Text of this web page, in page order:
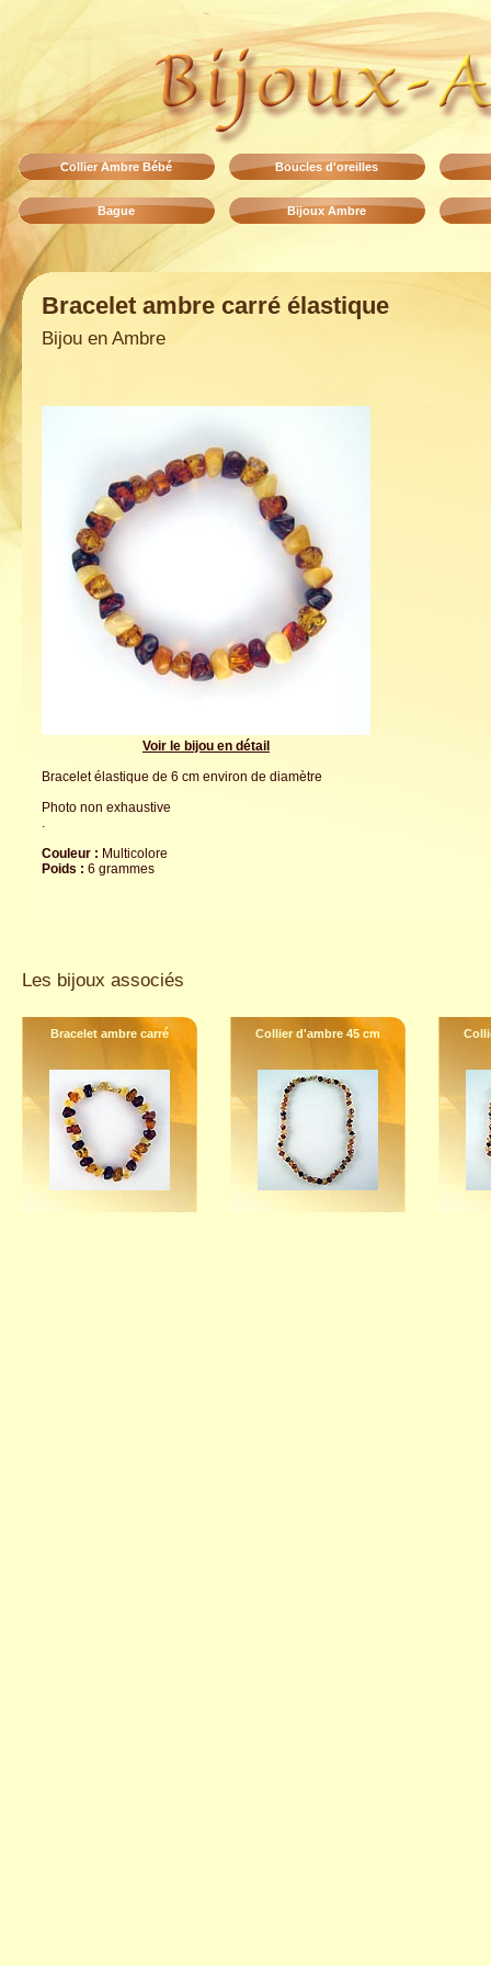
Collier Ambre Bébé Boucles d'oreilles
Bague Bijoux Ambre
Bracelet ambre carré élastique
Bijou en Ambre
Voir le bijou en détail
Bracelet élastique de 6 cm environ de diamètre
Photo non exhaustive
.
Couleur : Multicolore
Poids : 6 grammes
Les bijoux associés
Bracelet ambre carré Collier d'ambre 45 cm